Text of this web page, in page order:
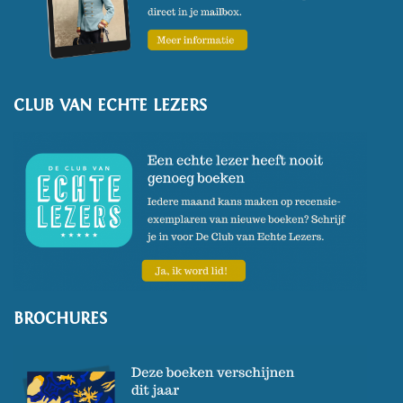
mei 2023 verscheen zijn nieuwe
roman Mauk.
eigen auteurssite:
CLUB VAN ECHTE LEZERS
BROCHURES